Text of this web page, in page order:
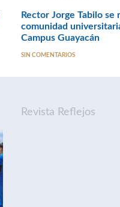
Rector Jorge Tabilo se
comunidad
Campus Guayacán
SIN COMENTARIOS
Revista Reflejos